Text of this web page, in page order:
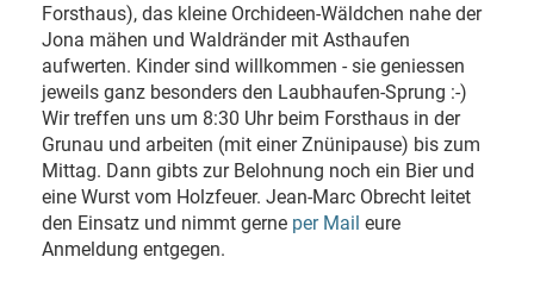
Forsthaus), das kleine Orchideen-Wäldchen nahe der
Jona mähen und Waldränder mit Asthaufen
aufwerten. Kinder sind willkommen - sie geniessen
jeweils ganz besonders den Laubhaufen-Sprung :-)
Wir treffen uns um 8:30 Uhr beim Forsthaus in der
Grunau und arbeiten (mit einer Znünipause) bis zum
Mittag. Dann gibts zur Belohnung noch ein Bier und
eine Wurst vom Holzfeuer. Jean-Marc Obrecht leitet
den Einsatz und nimmt gerne per Mail eure
Anmeldung entgegen.